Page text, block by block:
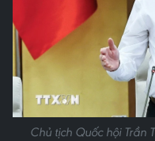
Chủ tịch Quốc hội Trần